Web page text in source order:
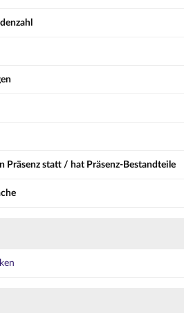
Präsenz statt / hat Präsenz-Bestandteile